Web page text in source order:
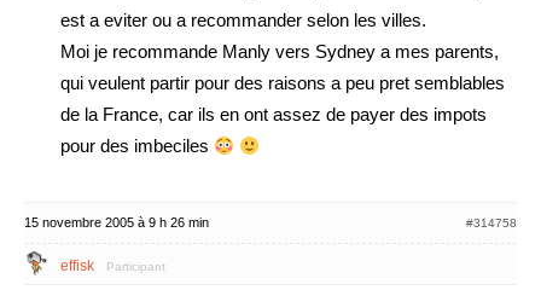
est a eviter ou a recommander selon les villes.
Moi je recommande Manly vers Sydney a mes parents,
qui veulent partir pour des raisons a peu pret semblables
de la France, car ils en ont assez de payer des impots
pour des imbeciles
15 novembre 2005 à 9 h 26 min #314758
effisk Participant